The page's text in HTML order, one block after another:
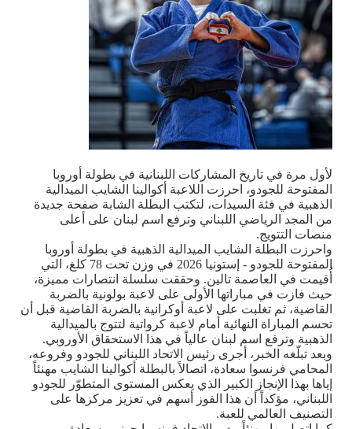
لأول مرة في تاريخ المشاركات اللبنانية في بطولة أوروبا
المفتوحة للجودو، احرزت اللاعبة أكوالينا الشايب الميدالية
الذهبية في فئة السيدات، لتكتب البطلة الشابة صفحة جديدة
من المجد الرياضي اللبناني وترفع اسم لبنان على أعلى
منصات التتويج.
واحرزت البطلة الشايب الميدالية الذهبية في بطولة أوروبا
المفتوحة للجودو - إستونيا 2026 في وزن تحت 78 كلغ، التي
أُقيمت في العاصمة تالين. وحققت سلسلة انتصارات مميزة،
حيث فازت في مباراتها الأولى على لاعبة بولونية بالضربة
القاضية، ثم تغلبت على لاعبة أوكرانية بالضربة القاضية قبل أن
تحسم المباراة النهائية أمام لاعبة كرواتية لتتوج بالميدالية
الذهبية وترفع اسم لبنان عالياً في هذا الاستحقاق الأوروبي.
وبعد تبلّغه الخبر، أجرى رئيس الاتحاد اللبناني للجودو وفروعه،
المحامي فرنسوا سعادة، اتصالاً بالبطلة أكوالينا الشايب مهنئاً
إياها بهذا الإنجاز الكبير الذي يعكس المستوى المتطوّر للجودو
اللبناني، مؤكداً أن هذا الفوز أسهم في تعزيز مركزها على
التصنيف العالمي للعبة.